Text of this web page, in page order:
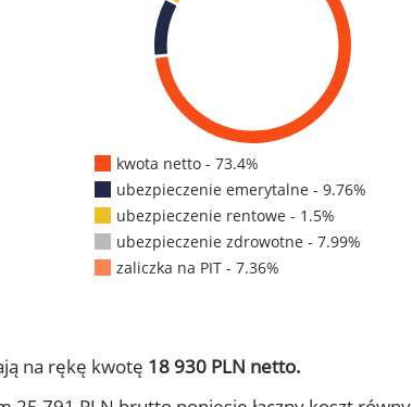
kwota netto - 73.4%
ubezpieczenie emerytalne - 9.76%
ubezpieczenie rentowe - 1.5%
ubezpieczenie zdrowotne - 7.99%
zaliczka na PIT - 7.36%
na rękę kwotę 18 930 PLN netto.